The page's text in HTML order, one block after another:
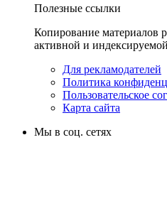
Полезные ссылки
Копирование материалов
активной и
Для рекламодателей
Политика
Пользовательское
Карта сайта
Мы в соц. сетях